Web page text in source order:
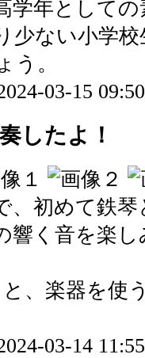
学年として
少ない小学
う。
03-15
したよ！
、初めて鉄
響く音を楽
、楽器を使
03-14